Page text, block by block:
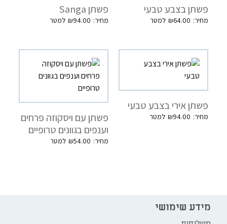
פשתן בצבע טבעי
₪64.00
פשתן Sanga
₪94.00
פשתן אירי בצבע טבעי
₪94.00
פשתן עם ויסקוזה פרחים
וענפים בגוונים טרופיים
₪54.00
מידע שימושי